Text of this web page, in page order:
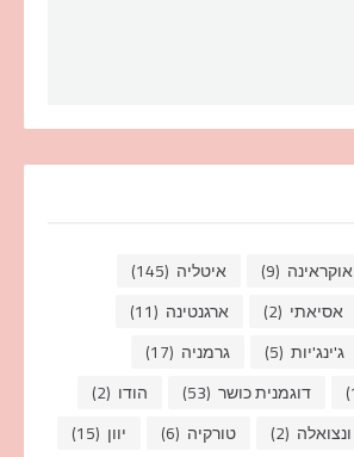
אוקראינה (9) איטליה (145)
אסיאתי (2) ארגנטינה (11)
ג'ינג'יות (5) גרמניה (17)
דוגמנית כושר (53) הודו (2)
ונצואלה (2) טורקיה (6) יוון (15)